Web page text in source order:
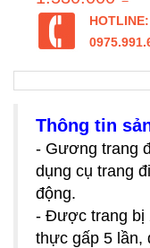
HOTLINE:
Thông tin
- Gương trang
dụng cụ trang
động.
- Được trang bị
thực gấp 5 lần,